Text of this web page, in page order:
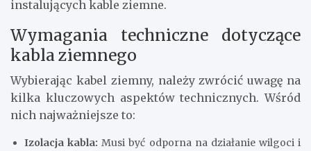
instalujących kable ziemne.
Wymagania techniczne dotyczące
kabla ziemnego
Wybierając kabel ziemny, należy zwrócić uwagę na
kilka kluczowych aspektów technicznych. Wśród
nich najważniejsze to:
Izolacja kabla: Musi być odporna na działanie wilgoci i